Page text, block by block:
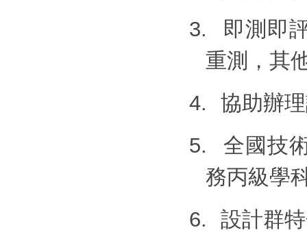
3.
即測即
重測，其
4. 協助辦
5.
全國技
務丙級學
6. 設計群